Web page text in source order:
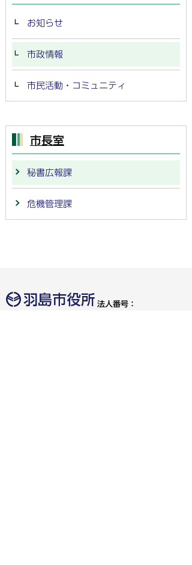
お知らせ
市政情報
市民活動・コミュニティ
市長室
秘書広報課
危機管理課
法人番号：